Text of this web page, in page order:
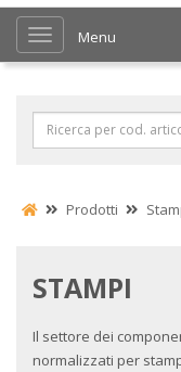
Menu
Prodotti
STAMPI
Il settore dei
normalizzati per